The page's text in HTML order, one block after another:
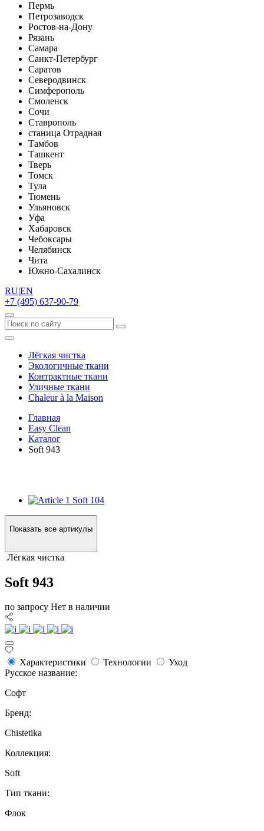
Пермь
Петрозаводск
Ростов-на-Дону
Рязань
Самара
Санкт-Петербург
Саратов
Северодвинск
Симферополь
Смоленск
Сочи
Ставрополь
станица Отрадная
Тамбов
Ташкент
Тверь
Томск
Тула
Тюмень
Ульяновск
Уфа
Хабаровск
Чебоксары
Челябинск
Чита
Южно-Сахалинск
RU|EN
+7 (495) 637-90-79
Лёгкая чистка
Экологичные ткани
Контрактные ткани
Уличные ткани
Сhaleur à la Maison
Главная
Easy Clean
Каталог
Soft 943
Soft 104
Показать все артикулы
Лёгкая чистка
Soft 943
по запросу Нет в наличии
Характеристики Технологии
Уход
Русское название:
Софт
Бренд:
Chistetika
Коллекция:
Soft
Тип ткани:
Флок